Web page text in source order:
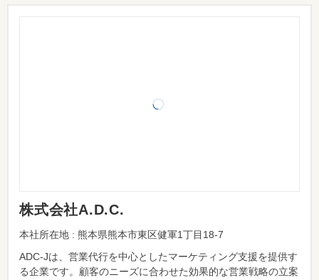
株式会社A.D.C.
本社所在地 : 熊本県熊本市東区健軍1丁目18-7
ADC-Jは、営業代行を中心としたマーケティング支援を提供す
る企業です。顧客のニーズに合わせた効果的な営業戦略の立案